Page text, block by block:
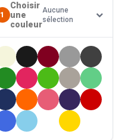
1
Choisir
une
couleur
Aucune
sélection